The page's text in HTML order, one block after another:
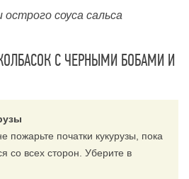
соуса сальса
С ЧЕРНЫМИ БОБАМИ И
пожарьте початки кукурузы, пока
со всех сторон. Уберите в